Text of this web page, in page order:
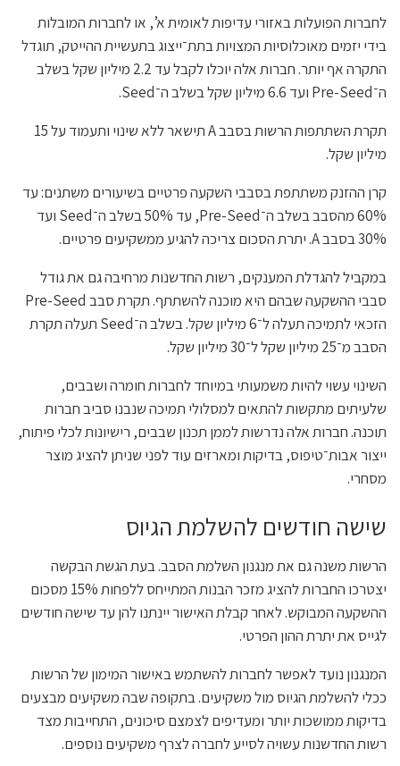
לחברות הפועלות באזורי עדיפות לאומית א’, או לחברות המובלות
בידי יזמים מאוכלוסיות המצויות בתת־ייצוג בתעשיית ההייטק, תוגדל
התקרה אף יותר. חברות אלה יוכלו לקבל עד 2.2 מיליון שקל בשלב
ה־Pre-Seed ועד 6.6 מיליון שקל בשלב ה־Seed.
תקרת השתתפות הרשות בסבב A תישאר ללא שינוי ותעמוד על 15
מיליון שקל.
קרן ההזנק משתתפת בסבבי השקעה פרטיים בשיעורים משתנים: עד
60% מהסבב בשלב ה־Pre-Seed, עד 50% בשלב ה־Seed ועד
30% בסבב A. יתרת הסכום צריכה להגיע ממשקיעים פרטיים.
במקביל להגדלת המענקים, רשות החדשנות מרחיבה גם את גודל
סבבי ההשקעה שבהם היא מוכנה להשתתף. תקרת סבב Pre-Seed
הזכאי לתמיכה תעלה ל־6 מיליון שקל. בשלב ה־Seed תעלה תקרת
הסבב מ־25 מיליון שקל ל־30 מיליון שקל.
השינוי עשוי להיות משמעותי במיוחד לחברות חומרה ושבבים,
שלעיתים מתקשות להתאים למסלולי תמיכה שנבנו סביב חברות
תוכנה. חברות אלה נדרשות לממן תכנון שבבים, רישיונות לכלי פיתוח,
ייצור אבות־טיפוס, בדיקות ומארזים עוד לפני שניתן להציג מוצר
מסחרי.
שישה חודשים להשלמת הגיוס
הרשות משנה גם את מנגנון השלמת הסבב. בעת הגשת הבקשה
יצטרכו החברות להציג מזכר הבנות המתייחס ללפחות 15% מסכום
ההשקעה המבוקש. לאחר קבלת האישור יינתנו להן עד שישה חודשים
לגייס את יתרת ההון הפרטי.
המנגנון נועד לאפשר לחברות להשתמש באישור המימון של הרשות
ככלי להשלמת הגיוס מול משקיעים. בתקופה שבה משקיעים מבצעים
בדיקות ממושכות יותר ומעדיפים לצמצם סיכונים, התחייבות מצד
רשות החדשנות עשויה לסייע לחברה לצרף משקיעים נוספים.